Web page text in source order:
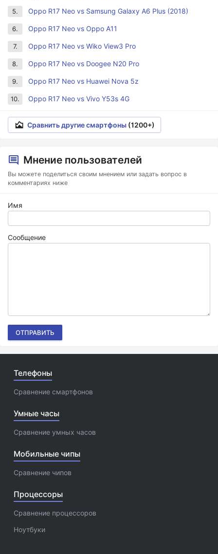
5. Oppo R17 Neo vs Samsung Galaxy A6 Plus (2018)
6. Oppo R17 Neo vs Oppo A11
7. Oppo R17 Neo vs Wiko View3 Pro
8. Oppo R17 Neo vs Doogee N20 Pro
9. Oppo R17 Neo vs Huawei Nova 5z
10. Oppo R17 Neo vs Vivo Y53s 4G
Сравнить другие смартфоны (1200+)
Мнение пользователей
Вы можете поделиться своим мнением или задать вопрос в
комментариях ниже
Имя
Сообщение
ОТПРАВИТЬ
Телефоны
Сравнение смартфонов
Умные часы
Сравнение умных часов
Мобильные чипы
Сравнение чипов
Процессоры
Сравнение процессоров
Ноутбуки